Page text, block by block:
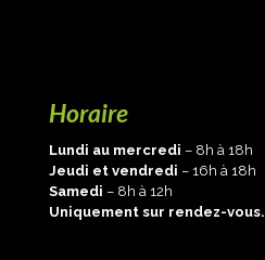
Horaire
Lundi au mercredi – 8h à 18h
Jeudi et vendredi – 16h à 18h
Samedi – 8h à 12h
Uniquement sur rendez-vous.